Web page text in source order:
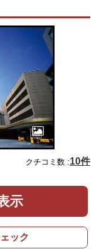
クチコミ数 :10件
示
ック